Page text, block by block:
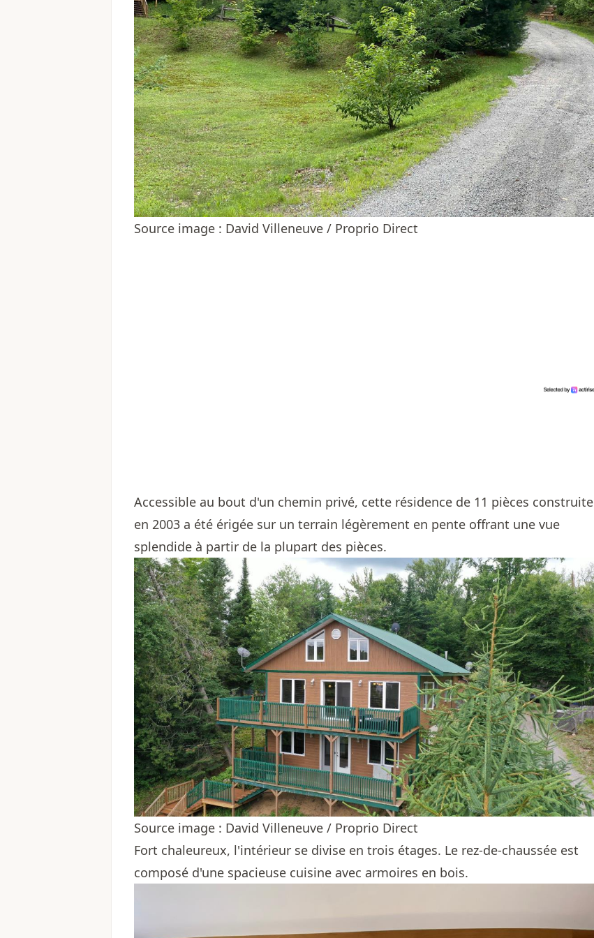
Source image : David Villeneuve / Proprio Direct
Accessible au bout d'un chemin privé, cette résidence de 11 pièces construite
en 2003 a été érigée sur un terrain légèrement en pente offrant une vue
splendide à partir de la plupart des pièces.
Source image : David Villeneuve / Proprio Direct
Fort chaleureux, l'intérieur se divise en trois étages. Le rez-de-chaussée est
composé d'une spacieuse cuisine avec armoires en bois.